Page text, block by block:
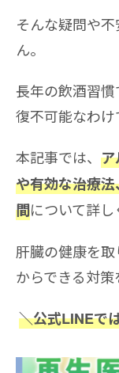
そんな疑問や
ん。
長年の飲酒習
復不可能なわけ
本記事では、 ア
や有効な治療
間について詳し
肝臓の健康を
からできる対策
＼公式LINEで